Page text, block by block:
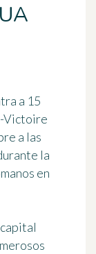
a 15
Victoire
a las
la
en